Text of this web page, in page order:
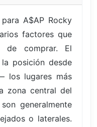
A$AP Rocky
factores que
de comprar. El
posición desde
los lugares más
zona central del
generalmente
o laterales.